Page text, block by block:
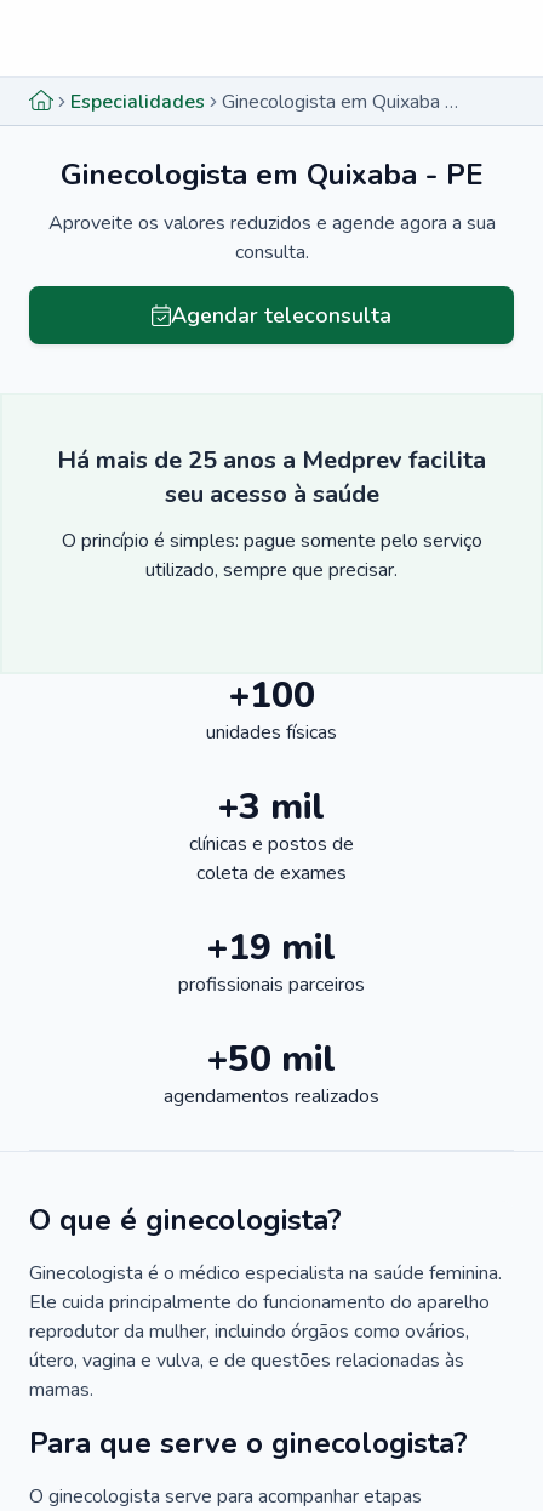
Especialidades Ginecologista em Quixaba - PE
Ginecologista em Quixaba - PE
Aproveite os valores reduzidos e agende agora a sua
consulta.
Agendar teleconsulta
Há mais de 25 anos a Medprev facilita
seu acesso à saúde
O princípio é simples: pague somente pelo serviço
utilizado, sempre que precisar.
+100
unidades físicas
+3 mil
clínicas e postos de
coleta de exames
+19 mil
profissionais parceiros
+50 mil
agendamentos realizados
O que é ginecologista?
Ginecologista é o médico especialista na saúde feminina.
Ele cuida principalmente do funcionamento do aparelho
reprodutor da mulher, incluindo órgãos como ovários,
útero, vagina e vulva, e de questões relacionadas às
mamas.
Para que serve o ginecologista?
O ginecologista serve para acompanhar etapas